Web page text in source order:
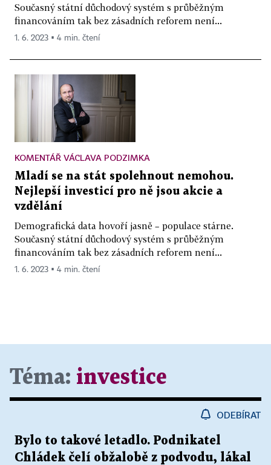
Současný státní důchodový systém s průběžným
financováním tak bez zásadních reforem není...
1. 6. 2023 ▪ 4 min. čtení
KOMENTÁŘ VÁCLAVA PODZIMKA
Mladí se na stát spolehnout nemohou.
Nejlepší investicí pro ně jsou akcie a
vzdělání
Demografická data hovoří jasně – populace stárne.
Současný státní důchodový systém s průběžným
financováním tak bez zásadních reforem není...
1. 6. 2023 ▪ 4 min. čtení
Téma: investice
ODEBÍRAT
Bylo to takové letadlo. Podnikatel
Chládek čelí obžalobě z podvodu, lákal